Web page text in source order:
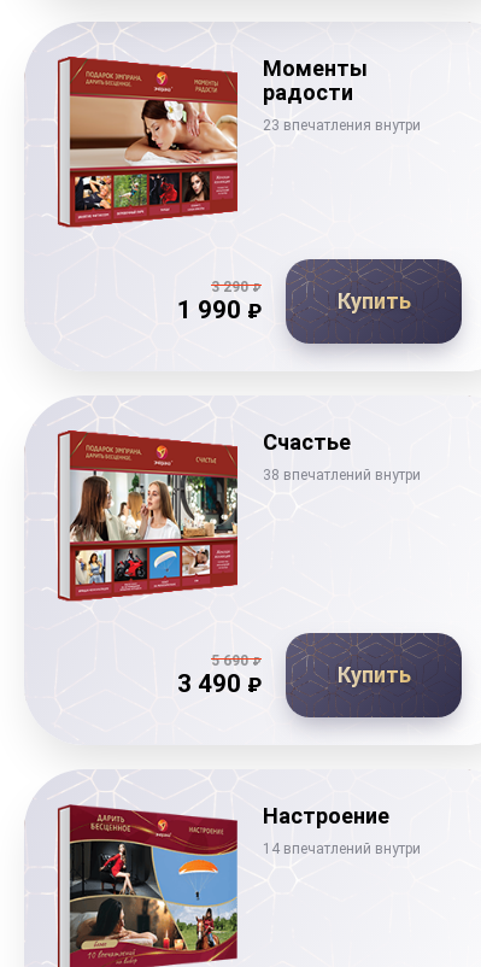
Моменты
радости
23 впечатления внутри
3 290₽
1 990 ₽ Купить
Счастье
38 впечатлений внутри
5 690₽
3 490 ₽ Купить
Настроение
14 впечатлений внутри